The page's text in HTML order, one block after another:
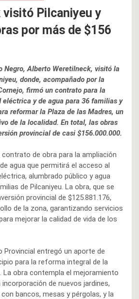
Pilcaniyeu y
por más de $156
Negro, Alberto Weretilneck, visitó la
donde, acompañado por la
firmó un contrato para la
y de agua para 36 familias y
reformar la Plaza de las Madres, un
de la localidad. En total, las obras
provincial de casi $156.000.000.
de obra para la ampliación
agua que permitirá el acceso al
alumbrado público y agua
de Pilcaniyeu. La obra, que se
provincial de $125.881.176,
de la zona, garantizando servicios
mejorar la calidad de vida de los
Provincial entregó un aporte de
para la reforma integral de la
La obra contempla el mejoramiento
incorporación de nuevos jardines,
bancos, mesas y pérgolas, y la